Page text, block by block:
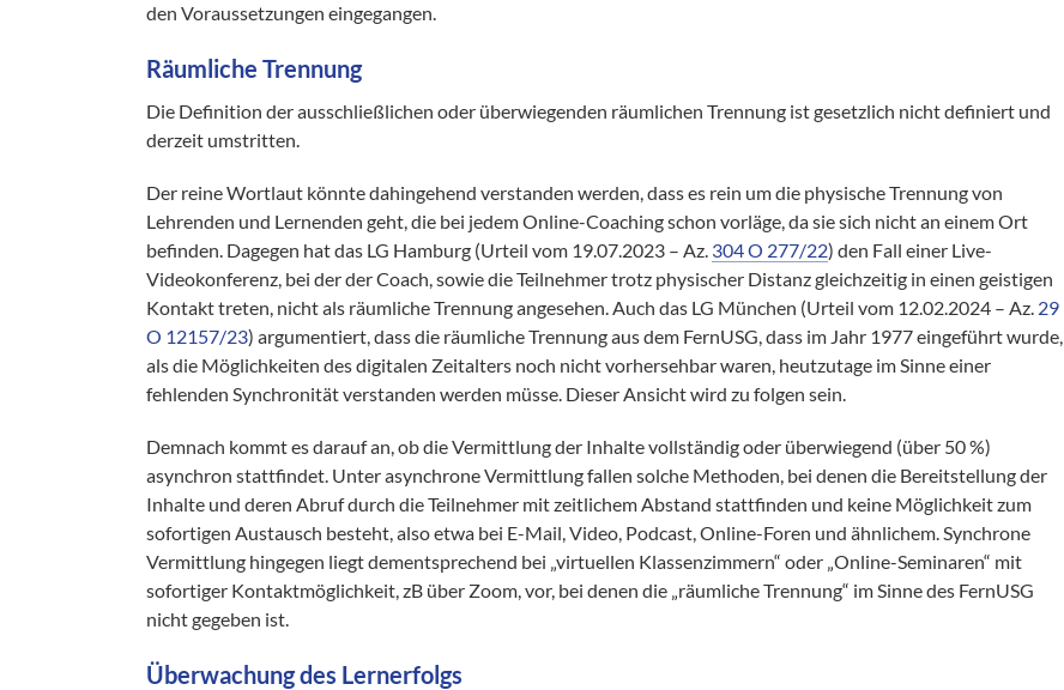
den Voraussetzungen eingegangen.
Räumliche Trennung
Die Definition der ausschließlichen oder überwiegenden räumlichen Trennung ist gesetzlich nicht definiert und
derzeit umstritten.
Der reine Wortlaut könnte dahingehend verstanden werden, dass es rein um die physische Trennung von
Lehrenden und Lernenden geht, die bei jedem Online-Coaching schon vorläge, da sie sich nicht an einem Ort
befinden. Dagegen hat das LG Hamburg (Urteil vom 19.07.2023 – Az. 304 O 277/22) den Fall einer Live-
Videokonferenz, bei der der Coach, sowie die Teilnehmer trotz physischer Distanz gleichzeitig in einen geistigen
Kontakt treten, nicht als räumliche Trennung angesehen. Auch das LG München (Urteil vom 12.02.2024 – Az. 29
O 12157/23) argumentiert, dass die räumliche Trennung aus dem FernUSG, dass im Jahr 1977 eingeführt wurde,
als die Möglichkeiten des digitalen Zeitalters noch nicht vorhersehbar waren, heutzutage im Sinne einer
fehlenden Synchronität verstanden werden müsse. Dieser Ansicht wird zu folgen sein.
Demnach kommt es darauf an, ob die Vermittlung der Inhalte vollständig oder überwiegend (über 50 %)
asynchron stattfindet. Unter asynchrone Vermittlung fallen solche Methoden, bei denen die Bereitstellung der
Inhalte und deren Abruf durch die Teilnehmer mit zeitlichem Abstand stattfinden und keine Möglichkeit zum
sofortigen Austausch besteht, also etwa bei E-Mail, Video, Podcast, Online-Foren und ähnlichem. Synchrone
Vermittlung hingegen liegt dementsprechend bei „virtuellen Klassenzimmern“ oder „Online-Seminaren“ mit
sofortiger Kontaktmöglichkeit, zB über Zoom, vor, bei denen die „räumliche Trennung“ im Sinne des FernUSG
nicht gegeben ist.
Überwachung des Lernerfolgs